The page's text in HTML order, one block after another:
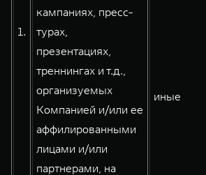
1.
кампаниях, пресс-
турах,
презентациях,
треннингах и т.д.,
организуемых
Компанией и/или ее
аффилированными
лицами и/или
партнерами, на
иные